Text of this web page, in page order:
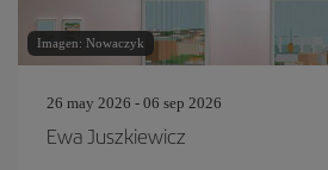
Imagen: Nowaczyk
26 may 2026 - 06 sep 2026
Ewa Juszkiewicz